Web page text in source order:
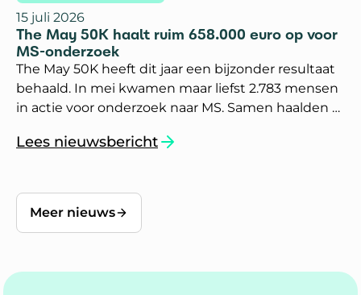
15 juli 2026
The May 50K haalt ruim 658.000 euro op voor
MS-onderzoek
The May 50K heeft dit jaar een bijzonder resultaat
behaald. In mei kwamen maar liefst 2.783 mensen
in actie voor onderzoek naar MS. Samen haalden zij
Nederland ooit met deze sportieve actie is
Lees nieuwsbericht
`The May 50K haalt ruim 658.000 euro op
Meer nieuws